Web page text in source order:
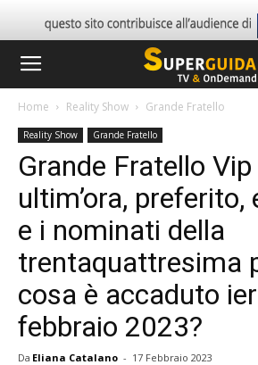
Home Reality Show Grande Fratello
Reality Show Grande Fratello
Grande Fratello
ultim’ora,
e i nominati della
trentaquattresima
cosa è accaduto
febbraio 2023?
Da Eliana Catalano - 17 Febbraio 2023